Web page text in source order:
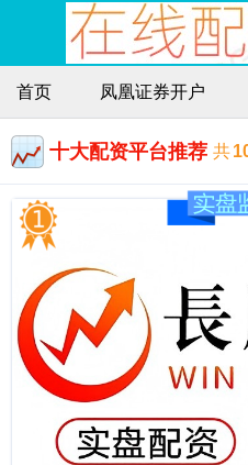
首页 凤凰证券开户
十大配资平台推荐 共